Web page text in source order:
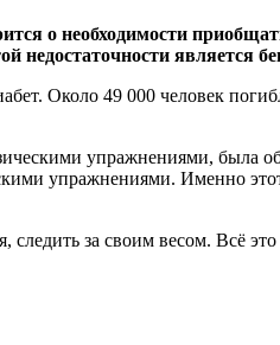
о необходимости
недостаточности является
Около 49 000 человек
упражнениями, была
упражнениями. Именно
следить за своим весом. Всё